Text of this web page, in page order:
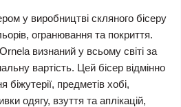
у виробництві скляного бісеру
огранювання та покриття.
визнаний у всьому світі за
вартість. Цей бісер відмінно
біжутерії, предметів хобі,
одягу, взуття та аплікацій,